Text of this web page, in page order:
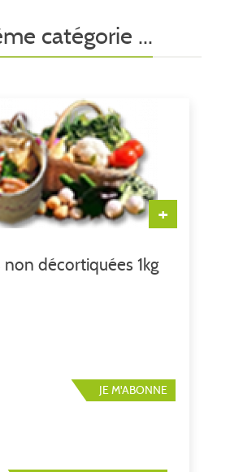
catégorie ...
+
décortiquées 1kg
JE M'ABONNE